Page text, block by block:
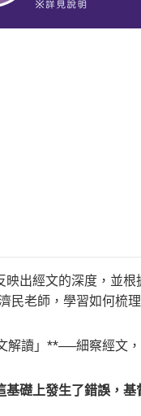
出經文的深度，並
民老師，學習如何梳
讀」**──細察經文，
礎上發生了錯誤，